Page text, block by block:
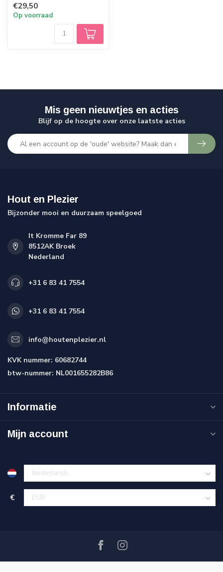
€29,50
Op voorraad
Mis geen nieuwtjes en acties
Blijf op de hoogte over onze laatste acties
Hout en Plezier
Bijzonder mooi en duurzaam speelgoed
It Kromme Far 89
8512AK Broek
Nederland
+31 6 83 41 7554
+31 6 83 41 7554
info@houtenplezier.nl
KVK nummer: 60682744
btw-nummer: NL001655282B86
Informatie
Mijn account
€